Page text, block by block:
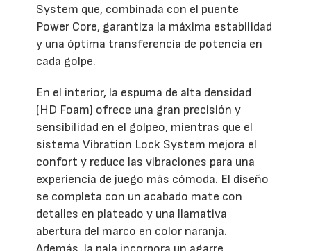
System que, combinada con el puente
Power Core, garantiza la máxima estabilidad
y una óptima transferencia de potencia en
cada golpe.
En el interior, la espuma de alta densidad
(HD Foam) ofrece una gran precisión y
sensibilidad en el golpeo, mientras que el
sistema Vibration Lock System mejora el
confort y reduce las vibraciones para una
experiencia de juego más cómoda. El diseño
se completa con un acabado mate con
detalles en plateado y una llamativa
abertura del marco en color naranja.